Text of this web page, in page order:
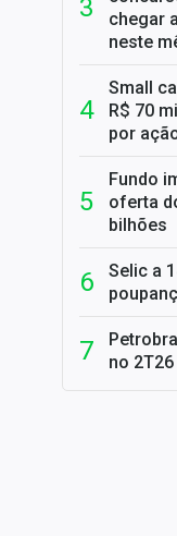
chegar
neste
Small
R$ 70
por
Fundo
oferta
bilhões
Selic a
no